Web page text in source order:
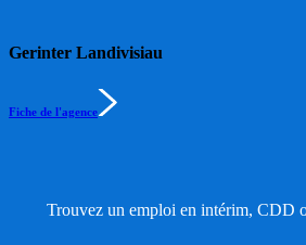
Gerinter Landivisiau
Fiche de l'agence
Trouvez un emploi en intérim, CDD